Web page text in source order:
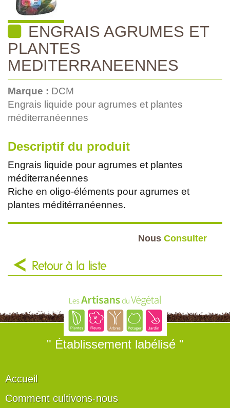
ENGRAIS AGRUMES ET
PLANTES
MEDITERRANEENNES
Marque : DCM
Engrais liquide pour agrumes et plantes
méditerranéennes
Descriptif du produit
Engrais liquide pour agrumes et plantes
méditerranéennes
Riche en oligo-éléments pour agrumes et
plantes méditérranéennes.
Nous Consulter
Retour à la liste
" Établissement labélisé "
Accueil
Comment cultivons-nous